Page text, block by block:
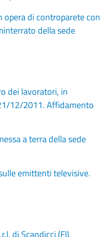
di controparete con
della sede
dei lavoratori, in
12/2011. Affidamento
a terra della sede
emittenti televisive.
di Scandicci (FI),